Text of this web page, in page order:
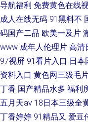
导航福利 免费黄色在线
成人在线无码 91黑料不
码国产二品 欧美一及片
www 成年人伦理片 高清
97视屏 91看片入口 日本
资料入口 黄色网三级毛
丁香 国产精品水多 福利
五月天av 18日本三级全
丁香婷婷 91精品又 爱豆